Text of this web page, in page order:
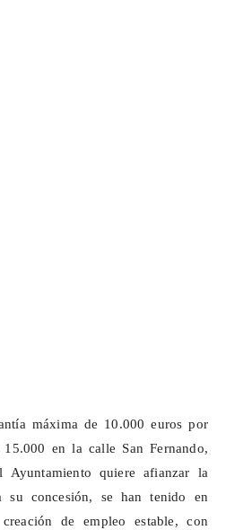
máxima de 10.000 euros por
en la calle San Fernando,
quiere afianzar la
su concesión, se han tenido en
de empleo estable, con